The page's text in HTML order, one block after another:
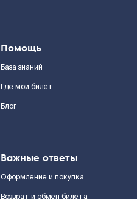
Помощь
База знаний
Где мой билет
Блог
Важные ответы
Оформление и покупка
Возврат и обмен билета